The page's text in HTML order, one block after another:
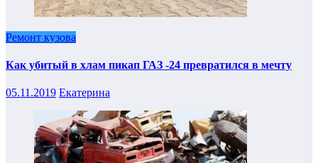
Ремонт кузова
Как убитый в хлам пикап ГАЗ -24 превратился в мечту
05.11.2019 Екатерина